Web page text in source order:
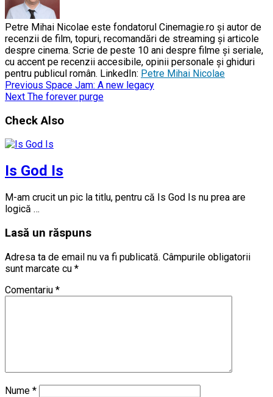
Petre Mihai Nicolae este fondatorul Cinemagie.ro și autor de
recenzii de film, topuri, recomandări de streaming și articole
despre cinema. Scrie de peste 10 ani despre filme și seriale,
cu accent pe recenzii accesibile, opinii personale și ghiduri
pentru publicul român. LinkedIn: Petre Mihai Nicolae
Previous Space Jam: A new legacy
Next The forever purge
Check Also
Is God Is
M-am crucit un pic la titlu, pentru că Is God Is nu prea are
logică …
Lasă un răspuns
Adresa ta de email nu va fi publicată. Câmpurile obligatorii
sunt marcate cu *
Comentariu *
Nume *